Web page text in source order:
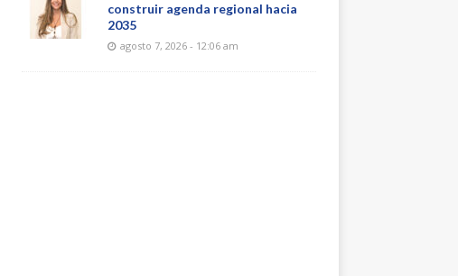
construir agenda regional hacia
2035
agosto 7, 2026 - 12:06 am